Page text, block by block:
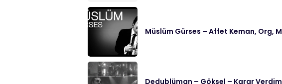
Müslüm Gürses – Affet Keman, Org,
Dedublüman – Göksel – Karar